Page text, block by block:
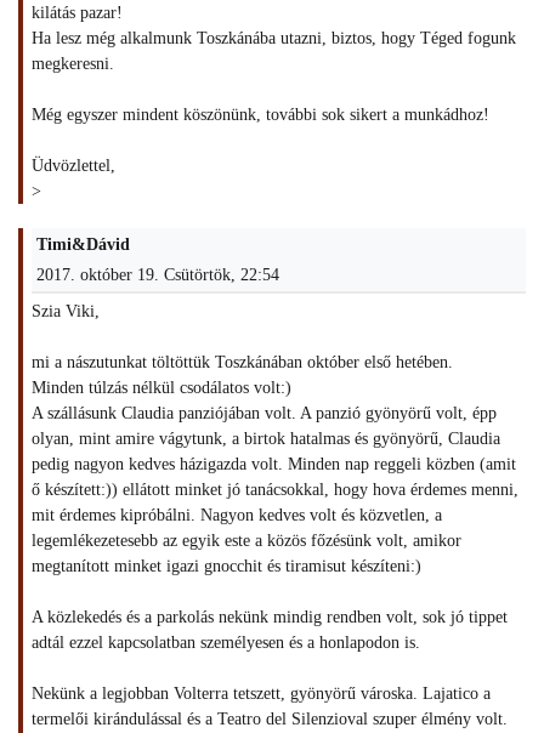
kilátás pazar!
Ha lesz még alkalmunk Toszkánába utazni, biztos, hogy Téged fogunk
megkeresni.
Még egyszer mindent köszönünk, további sok sikert a munkádhoz!
Üdvözlettel,
>
Timi&Dávid
2017. október 19. Csütörtök, 22:54
Szia Viki,
mi a nászutunkat töltöttük Toszkánában október első hetében.
Minden túlzás nélkül csodálatos volt:)
A szállásunk Claudia panziójában volt. A panzió gyönyörű volt, épp
olyan, mint amire vágytunk, a birtok hatalmas és gyönyörű, Claudia
pedig nagyon kedves házigazda volt. Minden nap reggeli közben (amit
ő készített:)) ellátott minket jó tanácsokkal, hogy hova érdemes menni,
mit érdemes kipróbálni. Nagyon kedves volt és közvetlen, a
legemlékezetesebb az egyik este a közös főzésünk volt, amikor
megtanított minket igazi gnocchit és tiramisut készíteni:)
A közlekedés és a parkolás nekünk mindig rendben volt, sok jó tippet
adtál ezzel kapcsolatban személyesen és a honlapodon is.
Nekünk a legjobban Volterra tetszett, gyönyörű városka. Lajatico a
termelői kirándulással és a Teatro del Silenzioval szuper élmény volt.